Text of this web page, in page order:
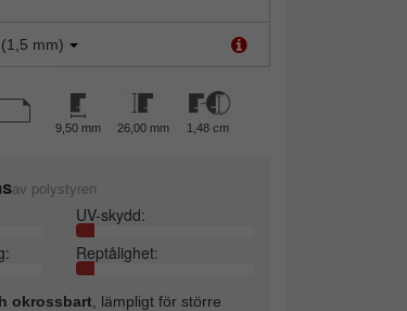
mm)
9,50 mm 26,00 mm 1,48 cm
av polystyren
UV-skydd:
Reptålighet:
okrossbart, lämpligt för större